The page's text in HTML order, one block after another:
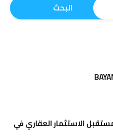
البحث
الاستثمار العقاري في